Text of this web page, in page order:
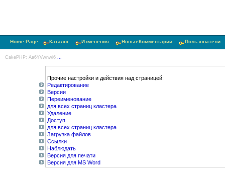
Home Page Каталог Изменения НовыеКомментарии Пользователи
CakePHP: Aa6YVwnwi6
Прочие настройки и действия над страницей:
Редактирование
Версии
Переименование
для всех страниц кластера
Удаление
Доступ
для всех страниц кластера
Загрузка файлов
Ссылки
Наблюдать
Версия для печати
Версия для MS Word